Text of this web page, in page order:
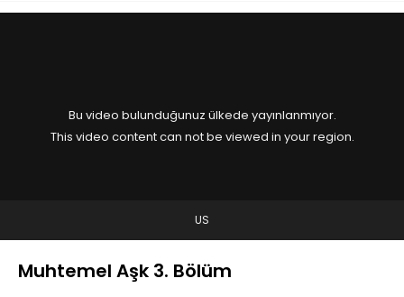
Bu video bulunduğunuz ülkede yayınlanmıyor.
This video content can not be viewed in your region.
US
Muhtemel Aşk 3. Bölüm